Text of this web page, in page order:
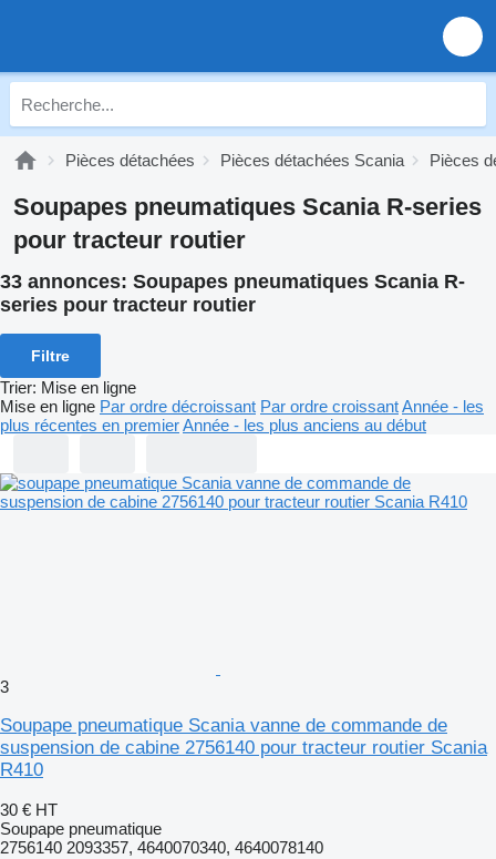
Pièces détachées Pièces détachées Scania Pièces
Soupapes pneumatiques Scania R-series
pour tracteur routier
33 annonces: Soupapes pneumatiques Scania R-
series pour tracteur routier
Filtre
Trier: Mise en ligne
Mise en ligne Par ordre décroissant Par ordre croissantAnnée - les
plus récentes en premierAnnée - les plus anciens au début
3
Soupape pneumatique Scania vanne de commande de
suspension de cabine 2756140 pour tracteur routier Scania
R410
30 € HT
Soupape pneumatique
2756140 2093357, 4640070340, 4640078140